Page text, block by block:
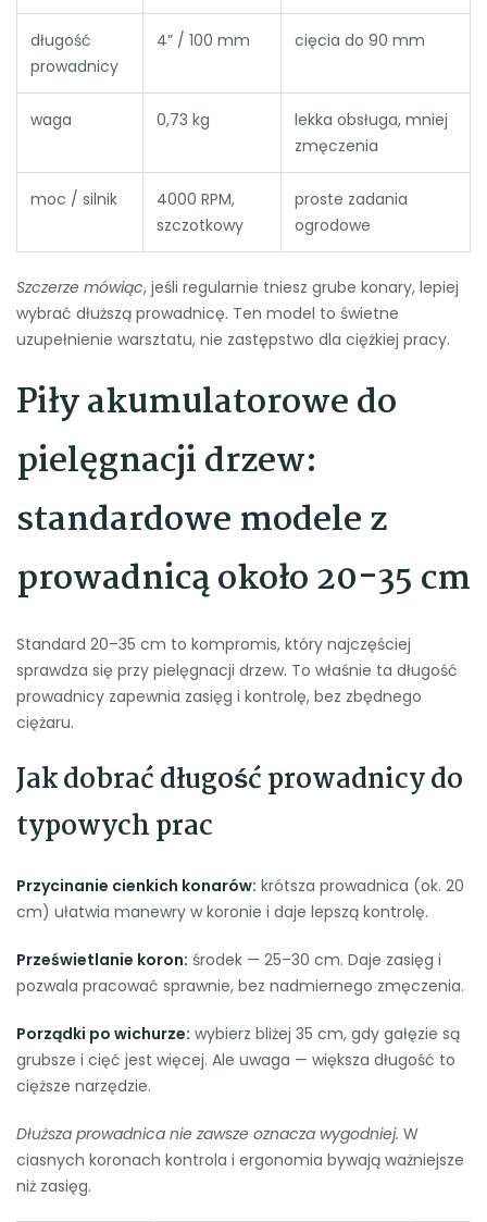
długość
prowadnicy
4” / 100 mm cięcia do 90 mm
waga 0,73 kg
lekka obsługa, mniej
zmęczenia
moc / silnik
4000 RPM,
szczotkowy
proste zadania
ogrodowe
Szczerze mówiąc, jeśli regularnie tniesz grube konary, lepiej
wybrać dłuższą prowadnicę. Ten model to świetne
uzupełnienie warsztatu, nie zastępstwo dla ciężkiej pracy.
Piły akumulatorowe do
pielęgnacji drzew:
standardowe modele z
prowadnicą około 20-35 cm
Standard 20–35 cm to kompromis, który najczęściej
sprawdza się przy pielęgnacji drzew. To właśnie ta długość
prowadnicy zapewnia zasięg i kontrolę, bez zbędnego
ciężaru.
Jak dobrać długość prowadnicy do
typowych prac
Przycinanie cienkich konarów: krótsza prowadnica (ok. 20
cm) ułatwia manewry w koronie i daje lepszą kontrolę.
Prześwietlanie koron: środek — 25–30 cm. Daje zasięg i
pozwala pracować sprawnie, bez nadmiernego zmęczenia.
Porządki po wichurze: wybierz bliżej 35 cm, gdy gałęzie są
grubsze i cięć jest więcej. Ale uwaga — większa długość to
cięższe narzędzie.
Dłuższa prowadnica nie zawsze oznacza wygodniej. W
ciasnych koronach kontrola i ergonomia bywają ważniejsze
niż zasięg.